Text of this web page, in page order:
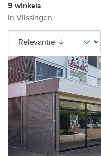
etc.
9 winkels
in Vlissingen